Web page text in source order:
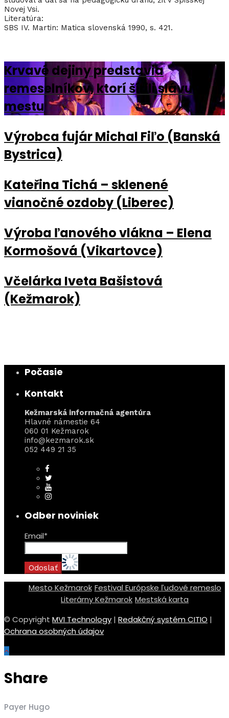
Novej Vsi.
Literatúra:
SBS IV. Martin: Matica slovenská 1990, s. 421.
Krvavé dejiny predstavia
remeselníkov, ktorí šírili slávu
mestu
Výrobca fujár Michal Fiľo (Banská
Bystrica)
Kateřina Tichá – sklenené
vianočné ozdoby (Liberec)
Výroba ľanového vlákna – Elena
Kormošová (Vikartovce)
Včelárka Iveta Bašistová
(Kežmarok)
Počasie
Kontakt
Kežmarská informačná agentúra
Hlavné námestie 64
060 01 Kežmarok
info@kezmarok.sk
052 449 21 35
Odber noviniek
Email*
Mesto Kežmarok Festival Európske ľudové remeslo
Literárny Kežmarok Mestská karta
© Copyright MVI Technology | Redakčný systém CITIO |
Ochrana osobných údajov
Share
Payer Hugo